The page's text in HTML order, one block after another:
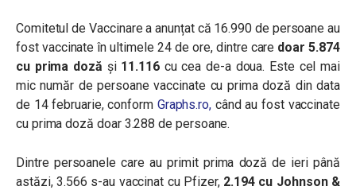
Comitetul de Vaccinare a anunțat că 16.990 de persoane au
fost vaccinate în ultimele 24 de ore, dintre care doar 5.874
cu prima doză și 11.116cu cea de-a doua. Este cel mai
mic număr de persoane vaccinate cu prima doză din data
de 14 februarie, conform Graphs.ro, când au fost vaccinate
cu prima doză doar 3.288 de persoane.
Dintre persoanele care au primit prima doză de ieri până
astăzi, 3.566 s-au vaccinat cu Pfizer, 2.194 cu Johnson &